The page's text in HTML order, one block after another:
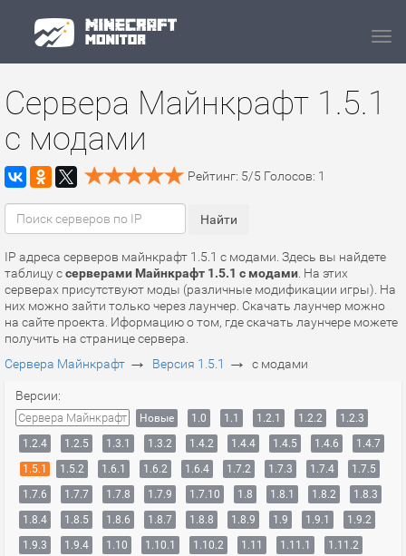
Сервера Майнкрафт 1.5.1
с модами
Рейтинг: 5/5 Голосов: 1
IP адреса серверов майнкрафт 1.5.1 с модами. Здесь вы найдете
таблицу ссерверами Майнкрафт 1.5.1 с модами . На этих
серверах присутствуют моды (различные модификации игры). На
них можно зайти только через лаунчер. Скачать лаунчер можно
на сайте проекта. Иформацию о том, где скачать лаунчере можете
получить на странице сервера.
Сервера Майнкрафт → Версия 1.5.1 → с модами
Версии:
Сервера Майнкрафт Новые 1.0 1.1 1.2.1 1.2.2
1.2.3
1.2.4
1.2.5 1.3.1 1.3.2 1.4.2 1.4.4 1.4.5 1.4.6
1.4.7
1.5.1
1.5.2 1.6.1 1.6.2 1.6.4 1.7.2 1.7.3 1.7.4
1.7.5
1.7.6
1.7.7 1.7.8 1.7.9 1.7.10 1.8 1.8.1 1.8.2
1.8.3
1.8.4
1.8.5 1.8.6 1.8.7 1.8.8 1.8.9 1.9 1.9.1
1.9.2
1.9.3
1.9.4 1.10 1.10.1 1.10.2 1.11 1.11.1
1.11.2